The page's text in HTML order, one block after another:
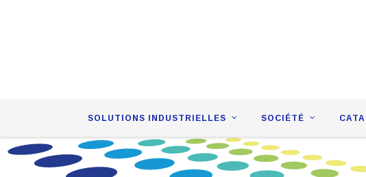
SOLUTIONS INDUSTRIELLES SOCIÉTÉ